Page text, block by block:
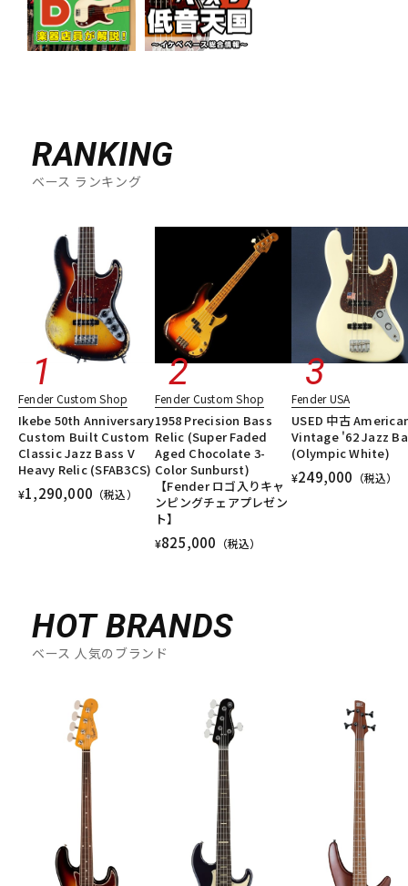
アンプ
DTM オンライン納品
配信/ライブ機器 楽器アクセサリ
中古 ヴィンテージ
RANKING
ベース ランキング
Fender Custom Shop
Ikebe 50th Anniversary
Custom Built Custom
Classic Jazz Bass V
Heavy Relic (SFAB3CS)
¥1,290,000 （税込）
Fender Custom Shop
1958 Precision Bass
Relic (Super Faded
Aged Chocolate 3-
Color Sunburst)
【Fender ロゴ入りキャ
ンピングチェアプレゼン
ト】
¥825,000 （税込）
Fender USA
USED 中古
Vintage '62 Jazz
(Olympic White)
¥249,000 （税込）
HOT BRANDS
ベース 人気のブランド